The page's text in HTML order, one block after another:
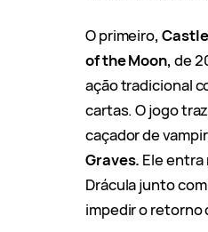
O primeiro,
of the Moon, de
ação tradicional
cartas. O jogo
caçador de
Graves. Ele
Drácula junto
impedir o retorno